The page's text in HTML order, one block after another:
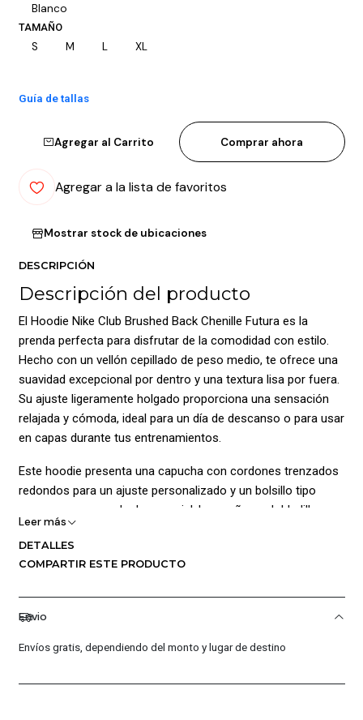
Blanco
TAMAÑO
S M L XL
Guía de tallas
Agregar al Carrito Comprar ahora
Agregar a la lista de favoritos
Mostrar stock de ubicaciones
DESCRIPCIÓN
Descripción del producto
El Hoodie Nike Club Brushed Back Chenille Futura es la
prenda perfecta para disfrutar de la comodidad con estilo.
Hecho con un vellón cepillado de peso medio, te ofrece una
suavidad excepcional por dentro y una textura lisa por fuera.
Su ajuste ligeramente holgado proporciona una sensación
relajada y cómoda, ideal para un día de descanso o para usar
en capas durante tus entrenamientos.
Este hoodie presenta una capucha con cordones trenzados
redondos para un ajuste personalizado y un bolsillo tipo
canguro para guardar lo esencial. Los puños y dobladillo
acanalados mejoran el ajuste y mantienen la prenda en su
lugar. Confeccionado con un 80% algodón y 20% poliéster, es
perfecto para mantenerte cómodo todo el día.
Composición:
Leer más
DETALLES
COMPARTIR ESTE PRODUCTO
Envio
Envíos gratis, dependiendo del monto y lugar de destino